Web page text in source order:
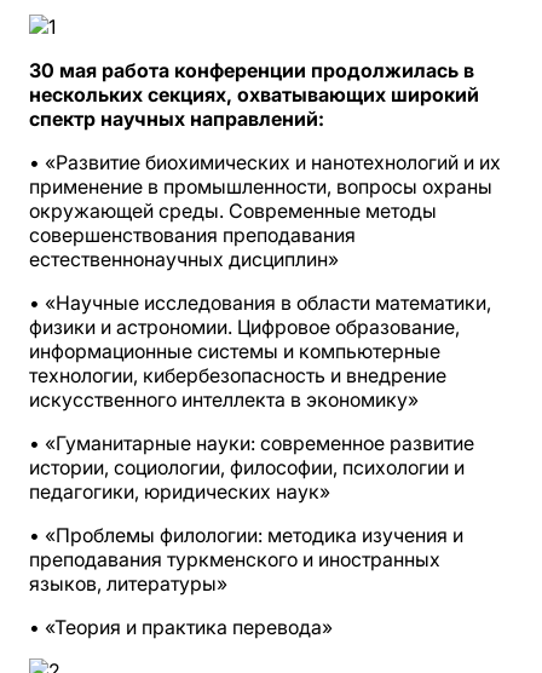
30 мая работа конференции продолжилась в
нескольких секциях, охватывающих широкий
спектр научных направлений:
• «Развитие биохимических и нанотехнологий и их
применение в промышленности, вопросы охраны
окружающей среды. Современные методы
совершенствования преподавания
естественнонаучных дисциплин»
• «Научные исследования в области математики,
физики и астрономии. Цифровое образование,
информационные системы и компьютерные
технологии, кибербезопасность и внедрение
искусственного интеллекта в экономику»
• «Гуманитарные науки: современное развитие
истории, социологии, философии, психологии и
педагогики, юридических наук»
• «Проблемы филологии: методика изучения и
преподавания туркменского и иностранных
языков, литературы»
• «Теория и практика перевода»